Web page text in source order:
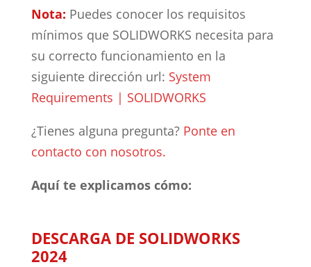
Nota: Puedes conocer los requisitos
mínimos que SOLIDWORKS necesita para
su correcto funcionamiento en la
siguiente dirección url: System
Requirements | SOLIDWORKS
¿Tienes alguna pregunta? Ponte en
contacto con nosotros.
Aquí te explicamos cómo:
DESCARGA DE SOLIDWORKS
2024